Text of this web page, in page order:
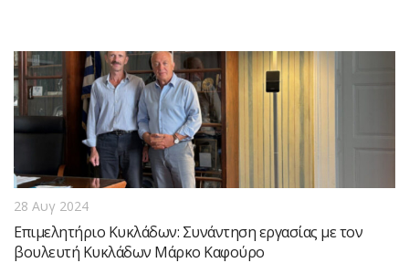
28 Αυγ 2024
Επιμελητήριο Κυκλάδων: Συνάντηση εργασίας με τον
βουλευτή Κυκλάδων Μάρκο Καφούρο